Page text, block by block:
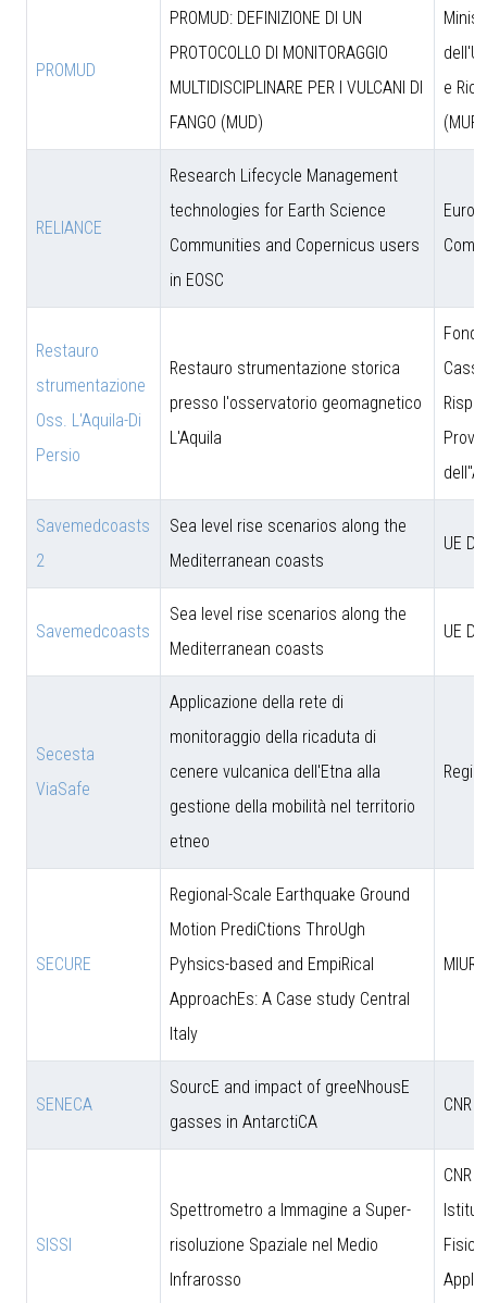
PROMUD
PROMUD: DEFINIZIONE DI UN
PROTOCOLLO DI MONITORAGGIO
MULTIDISCIPLINARE PER I VULCANI DI
FANGO (MUD)
e
(MUR)
RELIANCE
Research Lifecycle Management
technologies for Earth Science
Communities and Copernicus users
in EOSC
Restauro
strumentazione
Oss. L'Aquila-Di
Persio
Restauro strumentazione storica
presso l'osservatorio geomagnetico
L'Aquila
Savemedcoasts
2
Sea level rise scenarios along the
Mediterranean coasts
UE
Savemedcoasts
Sea level rise scenarios along the
Mediterranean coasts
UE
Secesta
ViaSafe
Applicazione della rete di
monitoraggio della ricaduta di
cenere vulcanica dell'Etna alla
gestione della mobilità nel territorio
etneo
SECURE
Regional-Scale Earthquake Ground
Motion PrediCtions ThroUgh
Pyhsics-based and EmpiRical
ApproachEs: A Case study Central
Italy
MIUR
SENECA
SourcE and impact of greeNhousE
gasses in AntarctiCA
CNR
SISSI
Spettrometro a Immagine a Super-
risoluzione Spaziale nel Medio
Infrarosso
CNR -
Fisica